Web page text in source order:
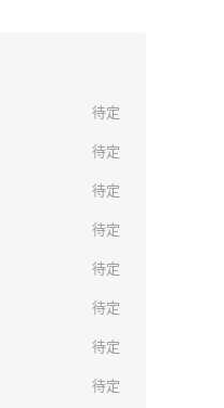
待定
待定
待定
待定
待定
待定
待定
待定